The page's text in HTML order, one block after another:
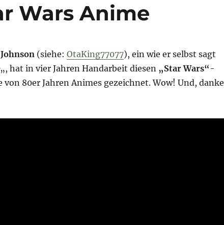
Wars Anime
(siehe: OtaKing77077), ein wie er selbst sagt
„, hat in vier Jahren Handarbeit diesen „Star Wars“-
80er Jahren Animes gezeichnet. Wow! Und, danke